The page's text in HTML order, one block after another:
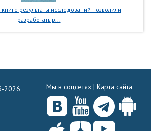
результаты исследований позволили
разработать р...
2026 Мы в соцсетях | Карта сайта